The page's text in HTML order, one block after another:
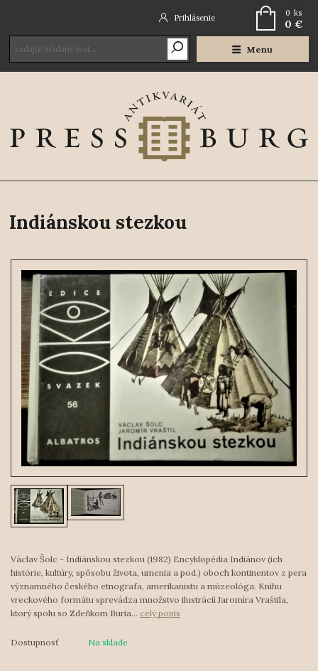
Menu
Prihlásenie 0 ks
0 €
Indiánskou stezkou
Václav Šolc - Indiánskou stezkou (1982) Encyklopédia Indiánov (ich
histórie, kultúry, spôsobu života, umenia a pod.) oboch kontinentov z pera
významného českého etnografa, amerikanistu a múzeológa. Knihu
vreckového formátu sprevádza množstvo ilustrácií Jaromíra Vraštila,
ktorý spolu so Zdeňkom Buria... celý popis
Dostupnosť Na sklade